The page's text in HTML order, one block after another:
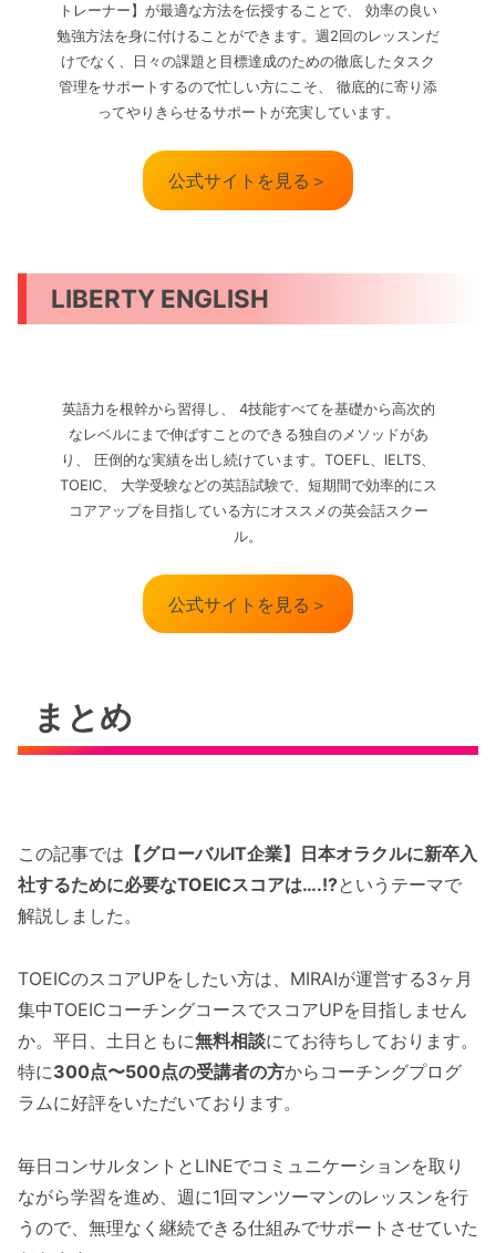
トレーナー】が最適な方法を伝授することで、 効率の良い
勉強方法を身に付けることができます。週2回のレッスンだ
けでなく、日々の課題と目標達成のための徹底したタスク
管理をサポートするので忙しい方にこそ、 徹底的に寄り添
ってやりきらせるサポートが充実しています。
公式サイトを見る＞
LIBERTY ENGLISH
英語力を根幹から習得し、 4技能すべてを基礎から高次的
なレベルにまで伸ばすことのできる独自のメソッドがあ
り、 圧倒的な実績を出し続けています。TOEFL、IELTS、
TOEIC、 大学受験などの英語試験で、短期間で効率的にス
コアアップを目指している方にオススメの英会話スクー
ル。
公式サイトを見る＞
まとめ
この記事では 【グローバルIT企業】日本オラクルに新卒入
社するために必要なTOEICスコアは….!?というテーマで
解説しました。
TOEICのスコアUPをしたい方は、MIRAIが運営する3ヶ月
集中TOEICコーチングコースでスコアUPを目指しません
か。平日、土日ともに無料相談にてお待ちしております。
特に300点〜500点の受講者の方からコーチングプログ
ラムに好評をいただいております。
毎日コンサルタントとLINEでコミュニケーションを取り
ながら学習を進め、週に1回マンツーマンのレッスンを行
うので、無理なく継続できる仕組みでサポートさせていた